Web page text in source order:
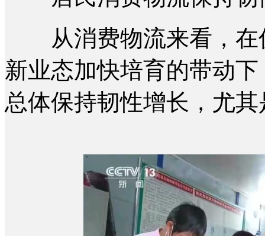
从消费物流来看，在
新业态加快培育的带动
总体保持韧性增长，尤